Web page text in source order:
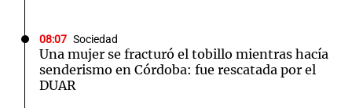
08:07 Sociedad
Una mujer se fracturó el tobillo mientras hacía
senderismo en Córdoba: fue rescatada por el
DUAR